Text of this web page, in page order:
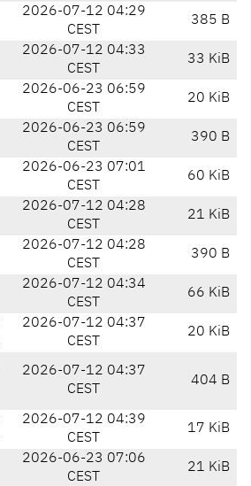
2026-07-12 04:29
CEST
385 B
2026-07-12 04:33
CEST
33 KiB
2026-06-23 06:59
CEST
20 KiB
2026-06-23 06:59
CEST
390 B
2026-06-23 07:01
CEST
60 KiB
2026-07-12 04:28
CEST
21 KiB
2026-07-12 04:28
CEST
390 B
2026-07-12 04:34
CEST
66 KiB
2026-07-12 04:37
CEST
20 KiB
2026-07-12 04:37
CEST
404 B
2026-07-12 04:39
CEST
17 KiB
2026-06-23 07:06
CEST
21 KiB